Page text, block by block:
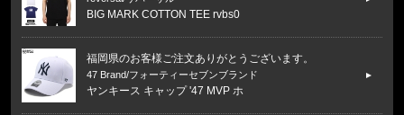
BIG MARK COTTON TEE rvbs0
福岡県のお客様ご注文ありがとうございます。
47 Brand/フォーティーセブンブランド
ヤンキース キャップ '47 MVP ホ